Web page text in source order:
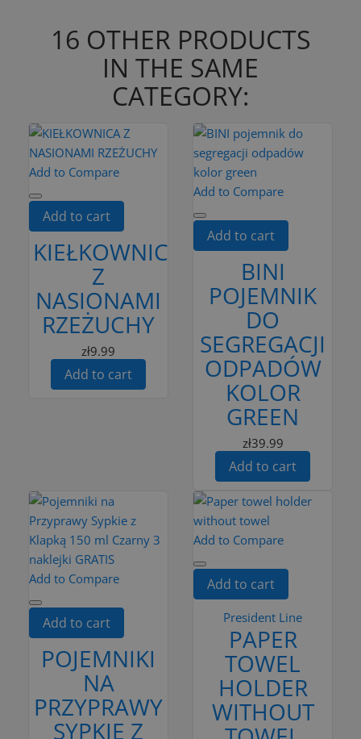
16 OTHER PRODUCTS
IN THE SAME
CATEGORY:
Add to Compare
Add to cart
KIEŁKOWNICA
Z
NASIONAMI
RZEŻUCHY
zł9.99
Add to cart
Add to Compare
Add to cart
BINI
POJEMNIK
DO
SEGREGACJI
ODPADÓW
KOLOR
GREEN
zł39.99
Add to cart
Add to Compare
Add to cart
POJEMNIKI
NA
PRZYPRAWY
SYPKIE Z
Add to Compare
Add to cart
President Line
PAPER
TOWEL
HOLDER
WITHOUT